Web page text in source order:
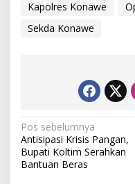
Kapolres Konawe
Sekda Konawe
N
a
v
Pos sebelumnya
Antisipasi Krisis Pangan,
Bupati Koltim Serahkan
Bantuan Beras